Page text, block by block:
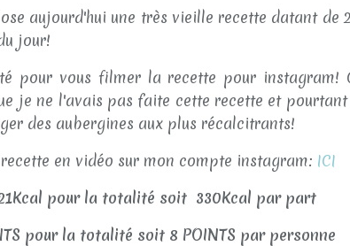
aujourd'hui une très vieille recette datant de
jour!
pour vous filmer la recette pour instagram!
je ne l'avais pas faite cette recette et
des aubergines aux plus récalcitrants!
en vidéo sur mon compte instagram: ICI
pour la totalité soit 330Kcal par part
pour la totalité soit 8 POINTS par personne